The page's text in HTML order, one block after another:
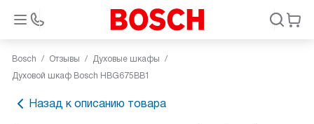
Bosch Отзывы
Духовые шкафы
Духовой шкаф Bosch HBG675BB1
Назад к описанию товара